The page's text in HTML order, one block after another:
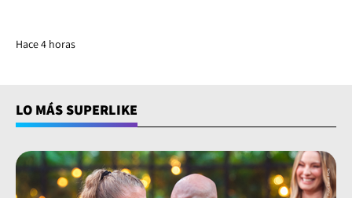
Hace 4 horas
LO MÁS SUPERLIKE